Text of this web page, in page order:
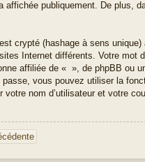
affichée publiquement. De plus,
crypté (hashage à sens
Internet différents. Votre mot
affiliée de « », de phpBB ou
vous pouvez utiliser la
votre nom d’utilisateur et votre